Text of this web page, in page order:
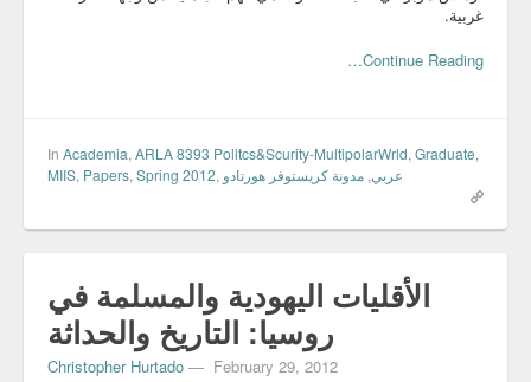
غربية.
Continue Reading…
In Academia, ARLA 8393 Politcs&Scurity-MultipolarWrld, Graduate,
MIIS, Papers, Spring 2012, عربي, مدونة كريستوفر هورتادو
الأقليات اليهودية والمسلمة في
روسيا: التاريخ والحداثة
Christopher Hurtado — February 29, 2012